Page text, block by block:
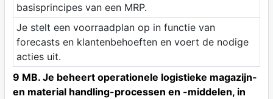
basisprincipes van een MRP.
Je stelt een voorraadplan op in functie van
forecasts en klantenbehoeften en voert de nodige
acties uit.
9 MB. Je beheert operationele logistieke magazijn-
en material handling-processen en -middelen, in